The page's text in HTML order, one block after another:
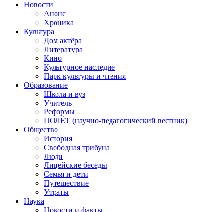
Новости
Анонс
Хроника
Культура
Дом актёра
Литература
Кино
Культурное наследие
Парк культуры и чтения
Образование
Школа и вуз
Учитель
Реформы
ПОЛЁТ (научно-педагогический вестник)
Общество
История
Свободная трибуна
Люди
Лицейские беседы
Семья и дети
Путешествие
Утраты
Наука
Новости и факты